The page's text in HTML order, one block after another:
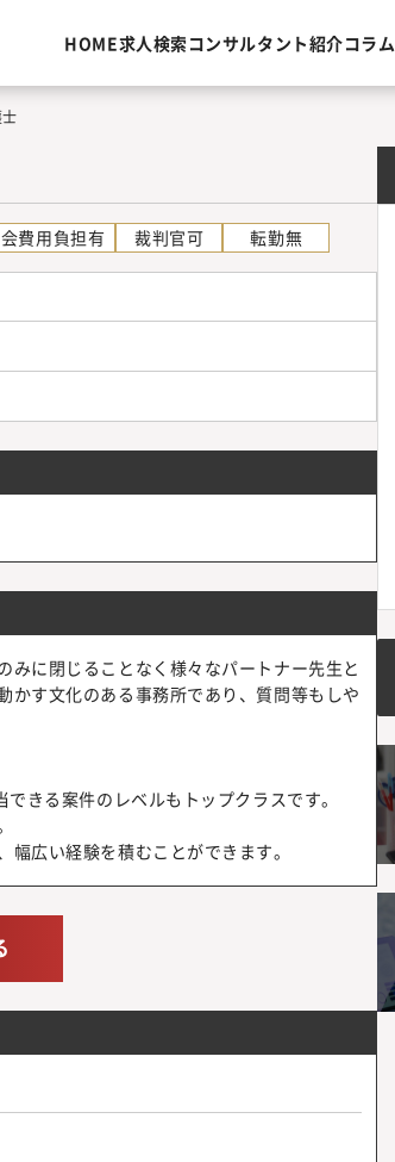
HOME求人検索コンサルタント紹介コラム
費用負担有 裁判官可 転勤無
に閉じることなく様々なパートナー先生と
かす文化のある事務所であり、質問等もしや
きる案件のレベルもトップクラスです。
広い経験を積むことができます。